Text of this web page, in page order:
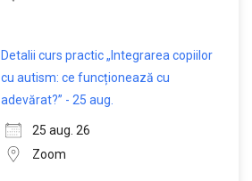
Detalii curs practic „Integrarea copiilor
cu autism: ce funcționează cu
adevărat?” - 25 aug.
25 aug. 26
Zoom